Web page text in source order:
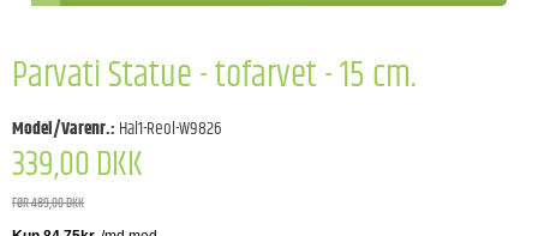
Parvati Statue - tofarvet - 15 cm.
Model/Varenr.: Hal1-Reol-W9826
339,00 DKK
FØR 489,00 DKK